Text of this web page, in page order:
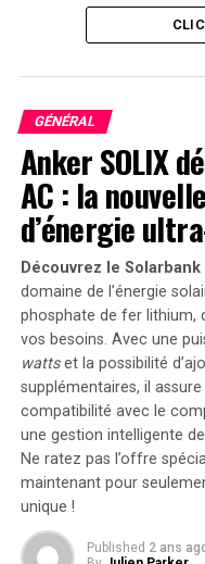
Les types de CU
disponible sans
(ella), qui nécessite
Tous les adolescents
peuvent pas être
abstinents. Zaenglein
que 39 % des
« À mon avis, ces
une contraception
secours », a-t-elle
Zaenglein estime qu’il
« mécompréhension »
gens pensant qu’il
médicament
contraception ; si vous
pas votre fœtus. »
La présidente sortante
MD, professeure de
GÉNÉRAL
Anker SOLIX
AC : la
d’énergie
Découvrez le Solarbank
domaine de l’énergie
phosphate de fer lithium,
vos besoins. Avec une
wattset la possibilité
supplémentaires, il
compatibilité avec le
une gestion intelligente
Ne ratez pas l’offre
maintenant pour
unique !
Published 2 ans